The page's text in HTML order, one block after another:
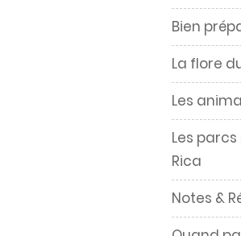
Bien
La flore
Les
Les
Rica
Notes &